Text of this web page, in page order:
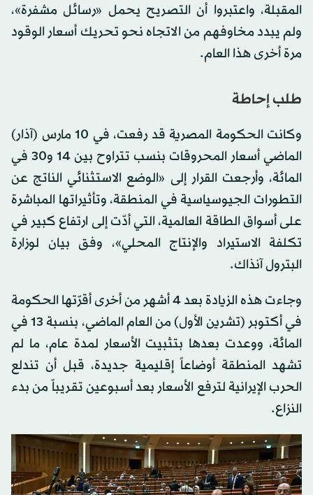
المقبلة، واعتبروا أن التصريح يحمل «رسائل مشفرة»،
ولم يبدد مخاوفهم من الاتجاه نحو تحريك أسعار الوقود
مرة أخرى هذا العام.
طلب إحاطة
وكانت الحكومة المصرية قد رفعت، في 10 مارس (آذار)
الماضي أسعار المحروقات بنسب تتراوح بين 14 و30 في
المائة، وأرجعت القرار إلى «الوضع الاستثنائي الناتج عن
التطورات الجيوسياسية في المنطقة، وتأثيراتها المباشرة
على أسواق الطاقة العالمية، التي أدّت إلى ارتفاع كبير في
تكلفة الاستيراد والإنتاج المحلي»، وفق بيان لوزارة
البترول آنذاك.
وجاءت هذه الزيادة بعد 4 أشهر من أخرى أقرّتها الحكومة
في أكتوبر (تشرين الأول) من العام الماضي، بنسبة 13 في
المائة، ووعدت بعدها بتثبيت الأسعار لمدة عام، ما لم
تشهد المنطقة أوضاعاً إقليمية جديدة، قبل أن تندلع
الحرب الإيرانية لترفع الأسعار بعد أسبوعين تقريباً من بدء
النزاع.